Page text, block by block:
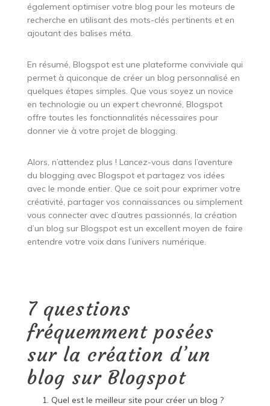
également optimiser votre blog pour les moteurs de
recherche en utilisant des mots-clés pertinents et en
ajoutant des balises méta.
En résumé, Blogspot est une plateforme conviviale qui
permet à quiconque de créer un blog personnalisé en
quelques étapes simples. Que vous soyez un novice
en technologie ou un expert chevronné, Blogspot
offre toutes les fonctionnalités nécessaires pour
donner vie à votre projet de blogging.
Alors, n’attendez plus ! Lancez-vous dans l’aventure
du blogging avec Blogspot et partagez vos idées
avec le monde entier. Que ce soit pour exprimer votre
créativité, partager vos connaissances ou simplement
vous connecter avec d’autres passionnés, la création
d’un blog sur Blogspot est un excellent moyen de faire
entendre votre voix dans l’univers numérique.
7 questions
fréquemment posées
sur la création d’un
blog sur Blogspot
Quel est le meilleur site pour créer un blog ?